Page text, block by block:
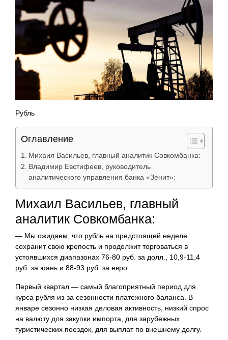
Рубль
Оглавление
Михаил Васильев, главный аналитик Совкомбанка:
Владимир Евстифеев, руководитель
аналитического управления банка «Зенит»:
Михаил Васильев, главный
аналитик Совкомбанка:
— Мы ожидаем, что рубль на предстоящей неделе
сохранит свою крепость и продолжит торговаться в
устоявшихся диапазонах 76-80 руб. за долл., 10,9-11,4
руб. за юань и 88-93 руб. за евро.
Первый квартал — самый благоприятный период для
курса рубля из-за сезонности платежного баланса. В
январе сезонно низкая деловая активность, низкий спрос
на валюту для закупки импорта, для зарубежных
туристических поездок, для выплат по внешнему долгу.